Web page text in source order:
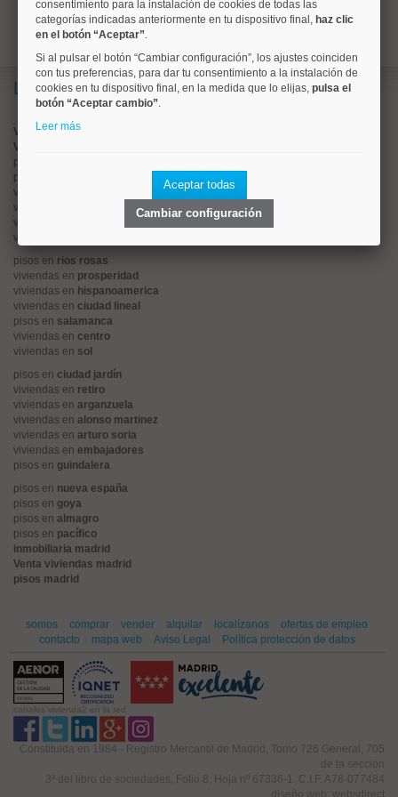
Lo más buscado
Valorar vivienda online
Vender piso
pisos en
pisos en
viviendas en
viviendas en
viviendas en
viviendas en
pisos en rios rosas
viviendas en prosperidad
viviendas en hispanoamerica
viviendas en ciudad lineal
pisos en salamanca
viviendas en centro
viviendas en sol
pisos en ciudad jardín
viviendas en retiro
viviendas en arganzuela
viviendas en alonso martinez
viviendas en arturo soria
viviendas en embajadores
pisos en guindalera
pisos en nueva españa
pisos en goya
pisos en almagro
pisos en pacífico
inmobiliaria madrid
Venta viviendas madrid
pisos madrid
somos comprar vender alquilar localízanos
ofertas de empleo
contacto
mapa web Aviso Legal Política protección de datos
canales vivienda2 en la red
Constituida en 1984 - Registro Mercantil de Madrid, Tomo 726 General, 705
de la sección
3ª del libro de sociedades, Folio 8, Hoja nº 67336-1. C.I.F. A78-077484
diseño web: websdirect
consentimiento para la instalación de cookies de todas las
categorías indicadas anteriormente en tu dispositivo final, haz clic
en el botón “Aceptar”.
Si al pulsar el botón “Cambiar configuración”, los ajustes coinciden
con tus preferencias, para dar tu consentimiento a la instalación de
cookies en tu dispositivo final, en la medida que lo elijas, pulsa el
botón “Aceptar cambio”.
Leer más
Aceptar todas
Cambiar configuración